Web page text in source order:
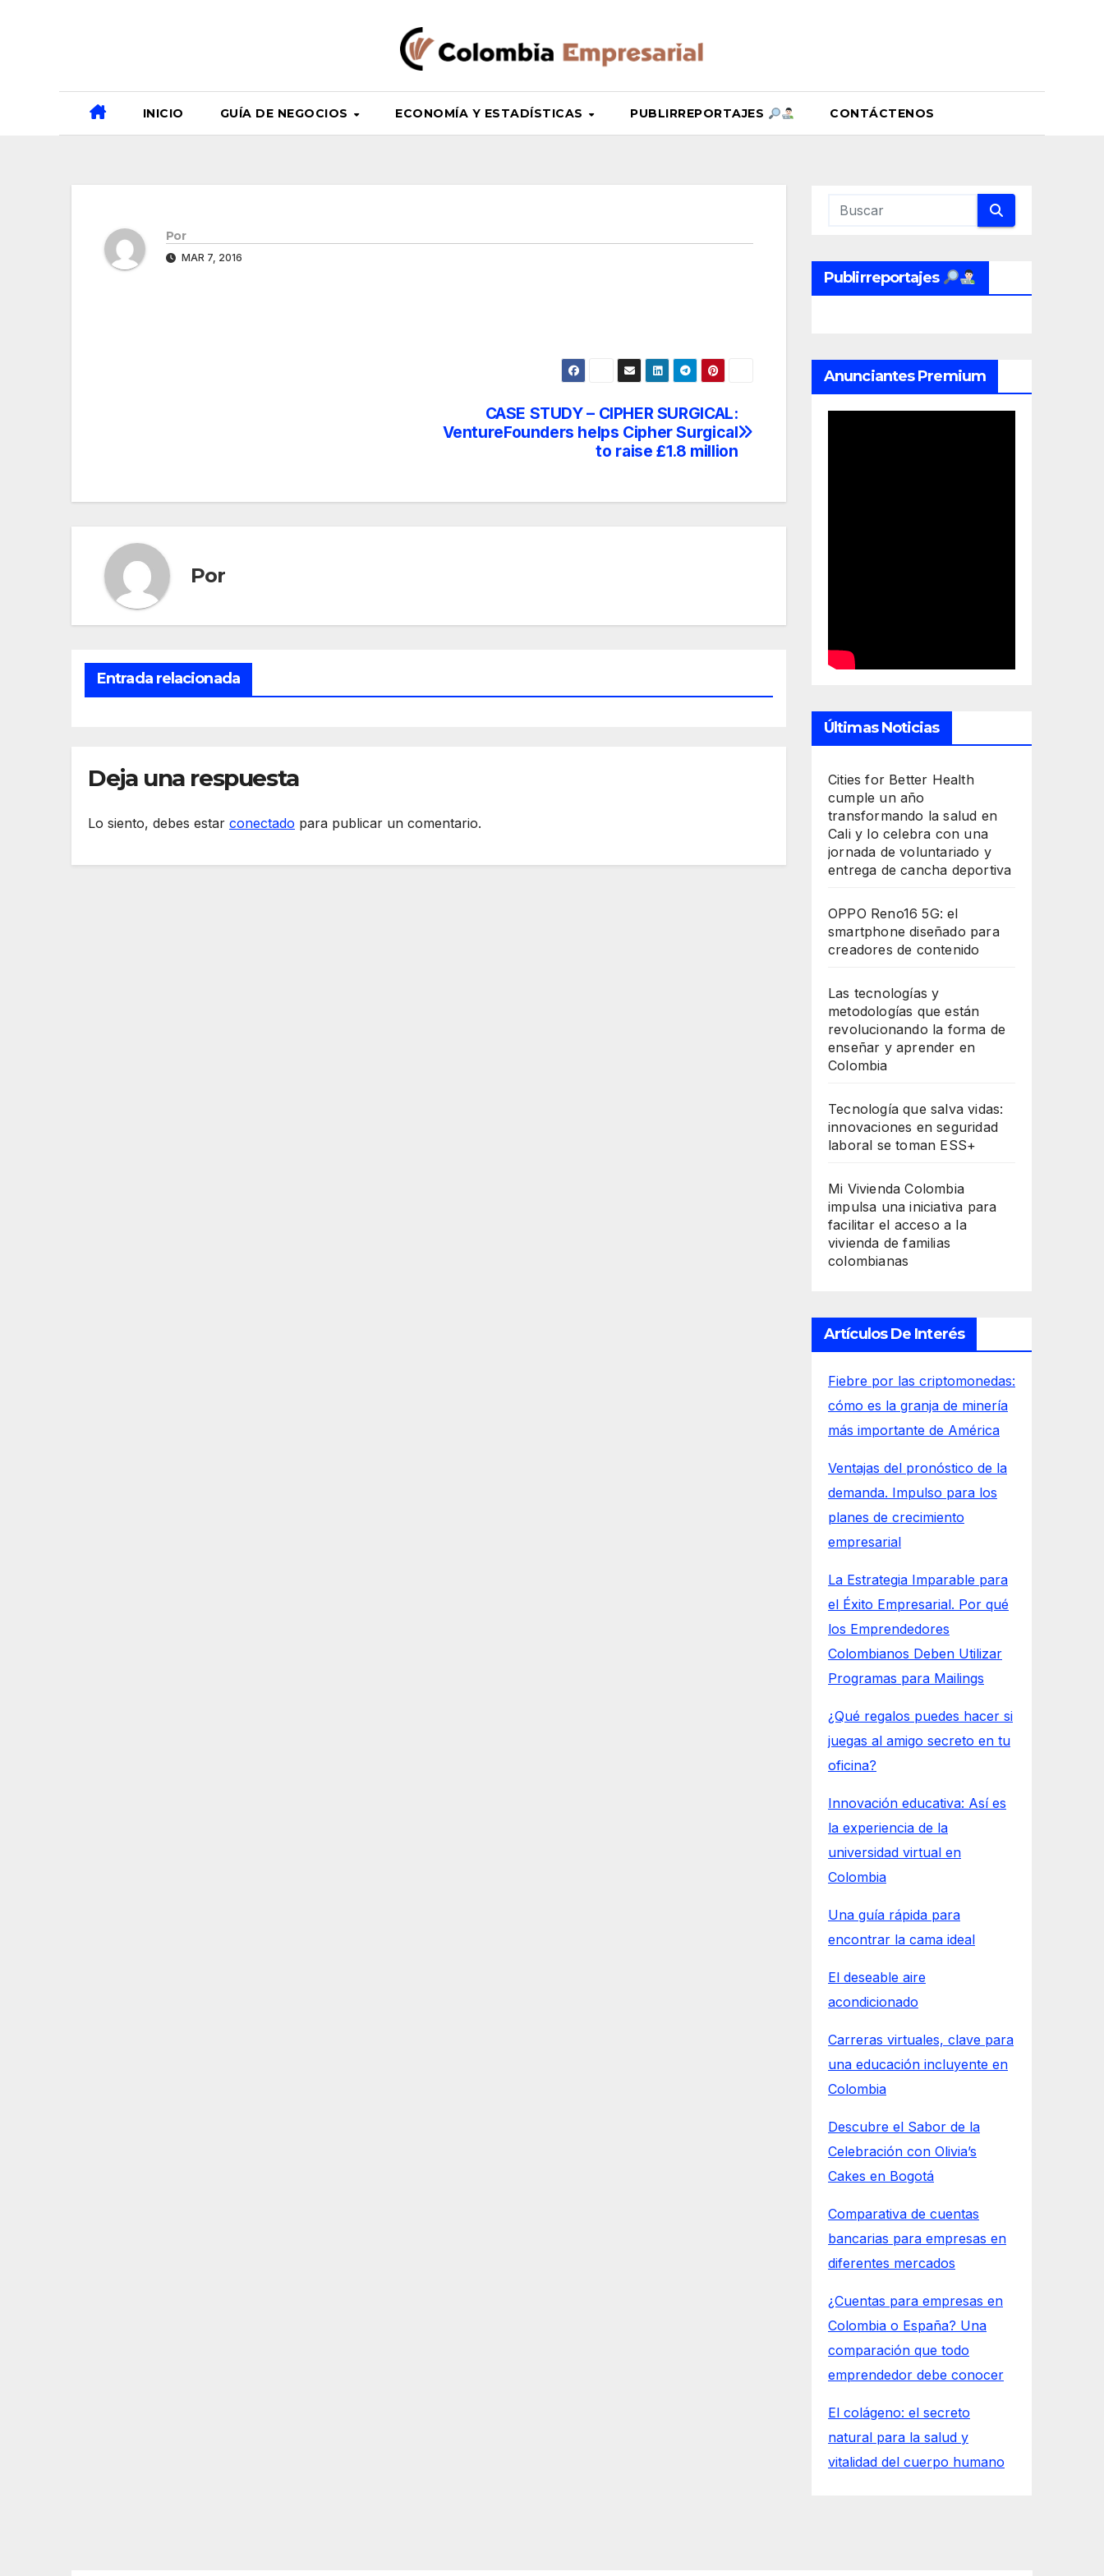
INICIO GUÍA DE NEGOCIOS ECONOMÍA Y ESTADÍSTICAS PUBLIRREPORTAJES CONTÁCTENOS
Por
MAR 7, 2016
CASE STUDY – CIPHER SURGICAL:
VentureFounders helps Cipher Surgical
to raise £1.8 million
Por
Entrada relacionada
Deja una respuesta
Lo siento, debes estar conectado para publicar un comentario.
Publirreportajes
Anunciantes Premium
Últimas Noticias
Cities for Better Health
cumple un año
transformando la salud en
Cali y lo celebra con una
jornada de voluntariado y
entrega de cancha deportiva
OPPO Reno16 5G: el
smartphone diseñado para
creadores de contenido
Las tecnologías y
metodologías que están
revolucionando la forma de
enseñar y aprender en
Colombia
Tecnología que salva vidas:
innovaciones en seguridad
laboral se toman ESS+
Mi Vivienda Colombia
impulsa una iniciativa para
facilitar el acceso a la
vivienda de familias
colombianas
Artículos De Interés
Fiebre por las criptomonedas:
cómo es la granja de minería
más importante de América
Ventajas del pronóstico de la
demanda. Impulso para los
planes de crecimiento
empresarial
La Estrategia Imparable para
el Éxito Empresarial. Por qué
los Emprendedores
Colombianos Deben Utilizar
Programas para Mailings
¿Qué regalos puedes hacer si
juegas al amigo secreto en tu
oficina?
Innovación educativa: Así es
la experiencia de la
universidad virtual en
Colombia
Una guía rápida para
encontrar la cama ideal
El deseable aire
acondicionado
Carreras virtuales, clave para
una educación incluyente en
Colombia
Descubre el Sabor de la
Celebración con Olivia’s
Cakes en Bogotá
Comparativa de cuentas
bancarias para empresas en
diferentes mercados
¿Cuentas para empresas en
Colombia o España? Una
comparación que todo
emprendedor debe conocer
El colágeno: el secreto
natural para la salud y
vitalidad del cuerpo humano